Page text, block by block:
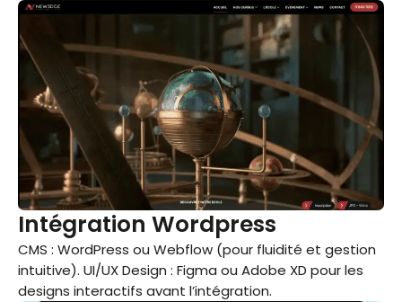
Intégration Wordpress
CMS : WordPress ou Webflow (pour fluidité et gestion
intuitive). UI/UX Design : Figma ou Adobe XD pour les
designs interactifs avant l’intégration.